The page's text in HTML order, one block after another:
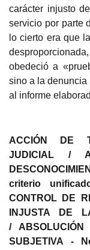
carácter injusto
servicio por parte
lo cierto era que
obedeció a
sino a la denuncia
al informe
ACCIÓN DE
JUDICIAL /
criterio
CONTROL DE
INJUSTA DE
/
SUBJETIVA -